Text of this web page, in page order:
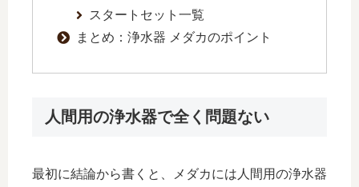
スタートセット一覧
まとめ：浄水器 メダカのポイント
人間用の浄水器で全く問題ない
最初に結論から書くと、メダカには人間用の浄水器